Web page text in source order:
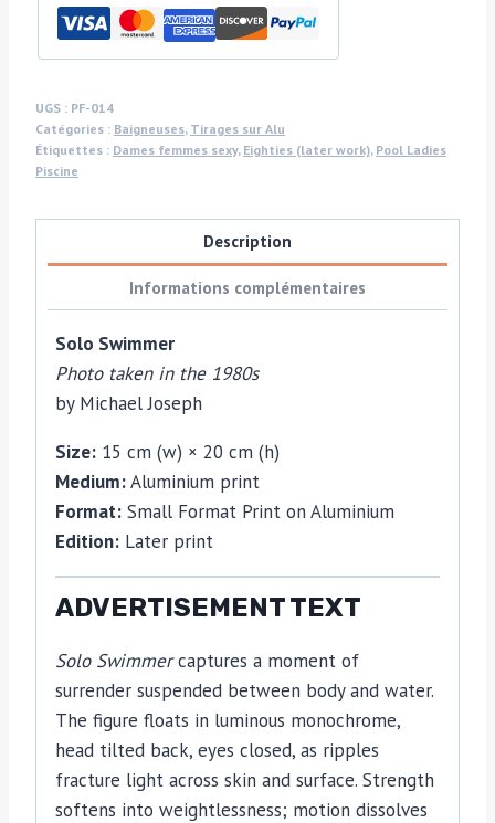
black
white,
gloss
finish
on
by
Michael
Joseph
(Copie)
UGS : PF-014
Catégories : Baigneuses, Tirages sur Alu
Étiquettes : Dames femmes sexy, Eighties (later work), Pool Ladies
Piscine
Description
Informations complémentaires
Solo Swimmer
Photo taken in the 1980s
by Michael Joseph
Size: 15 cm (w) × 20 cm (h)
Medium:Aluminium print
Format: Small Format Print on Aluminium
Edition: Later print
ADVERTISEMENT TEXT
Solo Swimmercaptures a moment of
surrender suspended between body and water.
The figure floats in luminous monochrome,
head tilted back, eyes closed, as ripples
fracture light across skin and surface. Strength
softens into weightlessness; motion dissolves